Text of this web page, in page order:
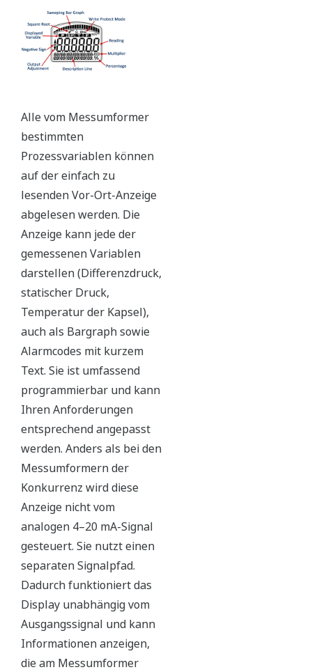
Alle vom Messumformer
bestimmten
Prozessvariablen können
auf der einfach zu
lesenden Vor-Ort-Anzeige
abgelesen werden. Die
Anzeige kann jede der
gemessenen Variablen
darstellen (Differenzdruck,
statischer Druck,
Temperatur der Kapsel),
auch als Bargraph sowie
Alarmcodes mit kurzem
Text. Sie ist umfassend
programmierbar und kann
Ihren Anforderungen
entsprechend angepasst
werden. Anders als bei den
Messumformern der
Konkurrenz wird diese
Anzeige nicht vom
analogen 4–20 mA-Signal
gesteuert. Sie nutzt einen
separaten Signalpfad.
Dadurch funktioniert das
Display unabhängig vom
Ausgangssignal und kann
Informationen anzeigen,
die am Messumformer